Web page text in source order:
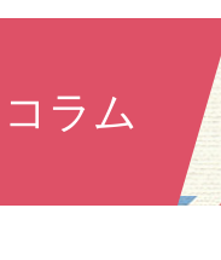
コラム